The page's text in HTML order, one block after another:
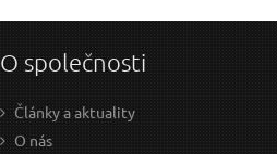
O společnosti
Články a aktuality
O nás